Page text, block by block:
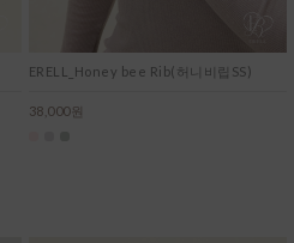
ERELL_Honey bee Rib(허니비립SS)
38,000원